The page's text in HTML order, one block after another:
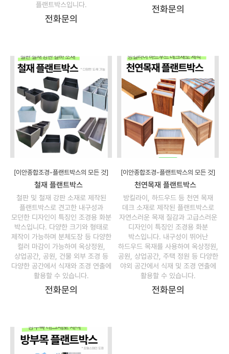
플랜트박스입니다.
전화문의
전화문의
[이안종합조경-플랜트박스의 모든 것]
철재 플랜트박스
철판 및 철재 강판 소재로 제작된
플랜트박스로 견고한 내구성과
모던한 디자인이 특징인 조경용 화분
박스입니다. 다양한 크기와 형태로
제작이 가능하며 분체도장 등 다양한
컬러 마감이 가능하여 옥상정원,
상업공간, 공원, 건물 외부 조경 등
다양한 공간에서 식재와 조경 연출에
활용할 수 있습니다.
전화문의
[이안종합조경-플랜트박스의 모든 것]
천연목재 플랜트박스
방킬라이, 하드우드 등 천연 목재
데크 소재로 제작된 플랜트박스로
자연스러운 목재 질감과 고급스러운
디자인이 특징인 조경용 화분
박스입니다. 내구성이 뛰어난
하드우드 목재를 사용하여 옥상정원,
공원, 상업공간, 주택 정원 등 다양한
야외 공간에서 식재 및 조경 연출에
활용할 수 있습니다.
전화문의